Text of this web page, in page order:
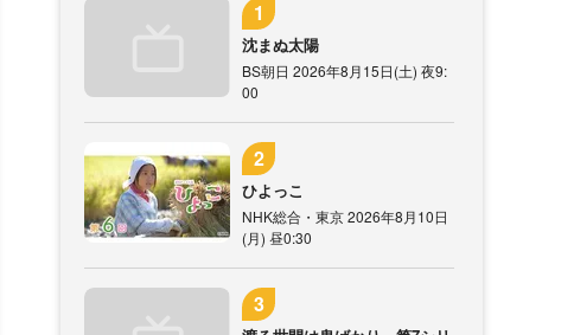
沈まぬ太陽
BS朝日 2026年8月15日(土) 夜9:
00
ひよっこ
NHK総合・東京 2026年8月10日
(月) 昼0:30